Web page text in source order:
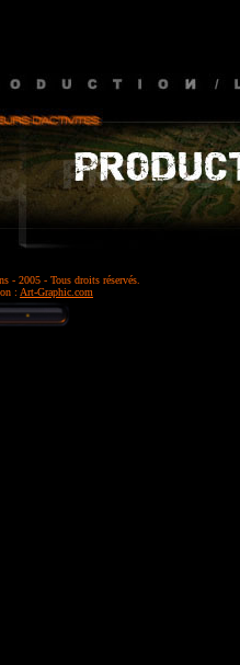
- 2005 - Tous droits réservés.
: Art-Graphic.com